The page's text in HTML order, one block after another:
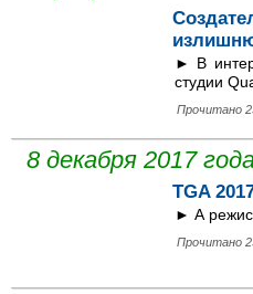
► В
студии
Прочитано
8 декабря 2017
TGA
► А
Прочитано